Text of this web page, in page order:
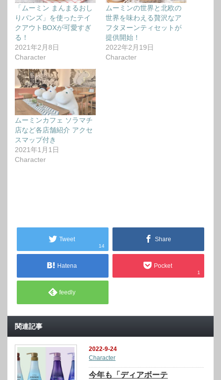
「ムーミン まんまるおし
りバンズ」を使ったテイ
クアウトBOXが可愛すぎ
る！
2021年2月8日
Character
ムーミンの世界と北欧の
世界を味わえる贅沢なア
フタヌーンティセットが
提供開始！
2022年2月19日
Character
ムーミンカフェ ソラマチ
店など各店舗紹介 アクセ
スマップ付き
2021年1月1日
Character
Tweet
14
Share
Hatena Pocket
1
feedly
関連記事
2022-9-24
Character
今年も「ディアボーテ